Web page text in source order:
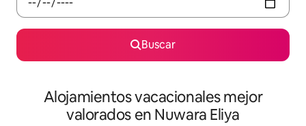
Buscar
Alojamientos vacacionales mejor
valorados en Nuwara Eliya